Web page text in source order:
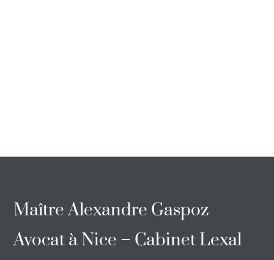
Maître Alexandre Gaspoz
Avocat à Nice – Cabinet Lexal